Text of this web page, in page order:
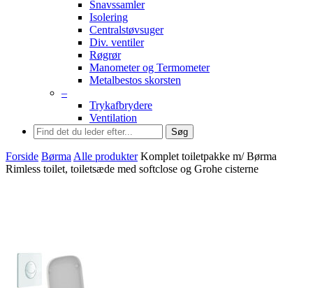
Snavssamler
Isolering
Centralstøvsuger
Div. ventiler
Røgrør
Manometer og Termometer
Metalbestos skorsten
–
Trykafbrydere
Ventilation
Søg
Forside Børma Alle produkter Komplet toiletpakke m/ Børma
Rimless toilet, toiletsæde med softclose og Grohe cisterne